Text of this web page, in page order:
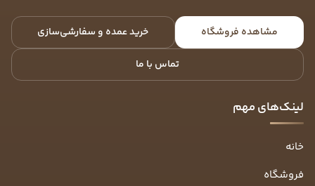
مشاهده فروشگاه خرید عمده و سفارشی‌سازی
تماس با ما
لینک‌های مهم
خانه
فروشگاه